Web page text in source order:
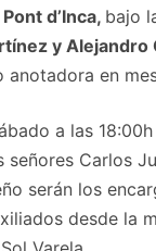
d’Inca, bajo
y Alejandro
anotadora en
a las 18:00h
señores Carlos
serán los
desde la